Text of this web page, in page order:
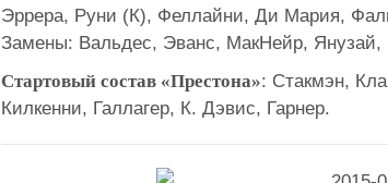
Эррера, Руни (К), Феллайни, Ди Мария,
Замены: Вальдес, Эванс, МакНейр, Янузай,
Стартовый состав «Престона»: Стакмэн,
Килкенни, Галлагер, К. Дэвис, Гарнер.